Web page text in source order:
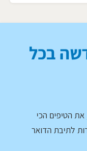
בכל
את הטיפים הכי
לתיבת הדואר